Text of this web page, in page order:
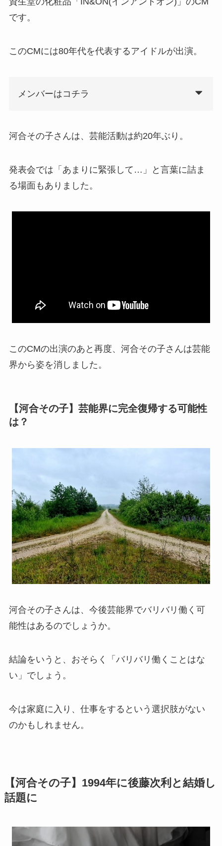
です。
このCMには80年代を代表するアイドルが出演。
メンバーはコチラ
河合その子さんは、芸能活動は約20年ぶり。
発表会では「あまりに緊張して…」と言葉に詰ま
る場面もありました。
このCMの出演のあと再度、河合その子さんは芸能
界から姿を消しました。
【河合その子】芸能界に完全復帰する可能性
は？
河合その子さんは、今後芸能界でバリバリ働く可
能性はあるのでしょうか。
結論をいうと、おそらく「バリバリ働くことはな
い」でしょう。
今は家庭に入り、仕事をするという選択肢がない
のかもしれません。
【河合その子】1994年に後藤次利と結婚し
話題に